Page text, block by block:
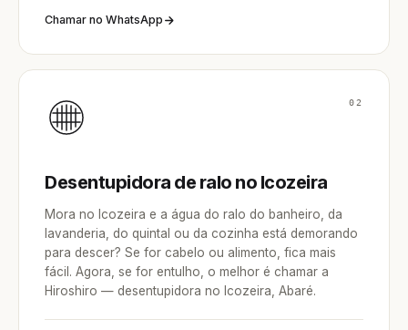
Chamar no WhatsApp
02
Desentupidora de ralo no Icozeira
Mora no Icozeira e a água do ralo do banheiro, da
lavanderia, do quintal ou da cozinha está demorando
para descer? Se for cabelo ou alimento, fica mais
fácil. Agora, se for entulho, o melhor é chamar a
Hiroshiro — desentupidora no Icozeira, Abaré.